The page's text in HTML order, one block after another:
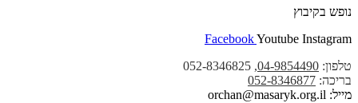
נופש בקיבוץ
FacebookYoutube Instagram
טלפון: 04-9854490
, 052-8346825
בריכה: 052-8346877
מייל: orchan@masaryk.org.il